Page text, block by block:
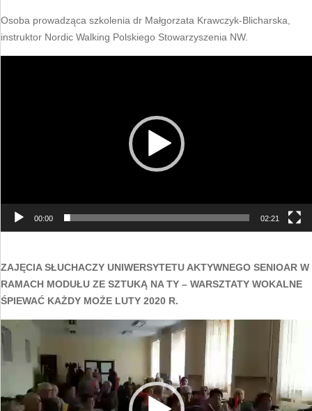
Osoba prowadząca szkolenia dr Małgorzata Krawczyk-Blicharska,
instruktor Nordic Walking Polskiego Stowarzyszenia NW.
00:00 02:21
ZAJĘCIA SŁUCHACZY UNIWERSYTETU AKTYWNEGO SENIOAR W
RAMACH MODUŁU ZE SZTUKĄ NA TY – WARSZTATY WOKALNE
ŚPIEWAĆ KAŻDY MOŻE LUTY 2020 R.
Odtwarzacz
video